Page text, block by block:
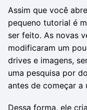
Assim que você
pequeno tutorial é
ser feito. As novas
modificaram um
drives e imagens,
uma pesquisa por
antes de começar a
Dessa forma, ele